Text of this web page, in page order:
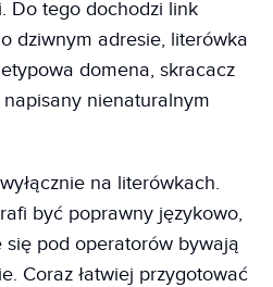
Do tego dochodzi link
dziwnym adresie, literówka
domena, skracacz
nienaturalnym
na literówkach.
być poprawny językowo,
się pod operatorów bywają
Coraz łatwiej przygotować